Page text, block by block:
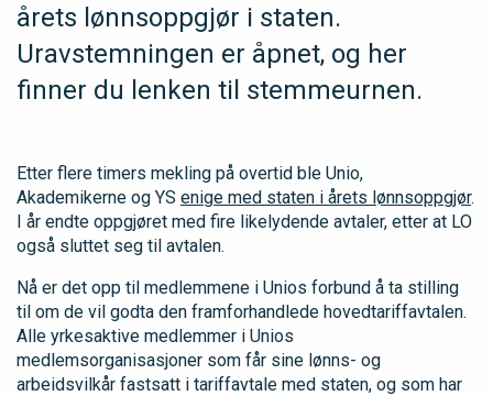
årets lønnsoppgjør i staten.
Uravstemningen er åpnet, og her
finner du lenken til stemmeurnen.
Etter flere timers mekling på overtid ble Unio,
Akademikerne og YS enige med staten i årets lønnsoppgjør.
I år endte oppgjøret med fire likelydende avtaler, etter at LO
også sluttet seg til avtalen.
Nå er det opp til medlemmene i Unios forbund å ta stilling
til om de vil godta den framforhandlede hovedtariffavtalen.
Alle yrkesaktive medlemmer i Unios
medlemsorganisasjoner som får sine lønns- og
arbeidsvilkår fastsatt i tariffavtale med staten, og som har